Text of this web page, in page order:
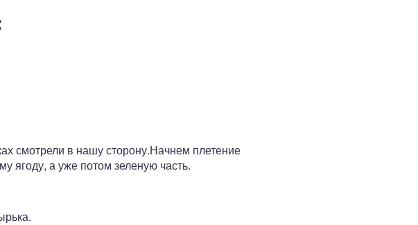
смотрели в нашу сторону.Начнем плетение
ягоду, а уже потом зеленую часть.